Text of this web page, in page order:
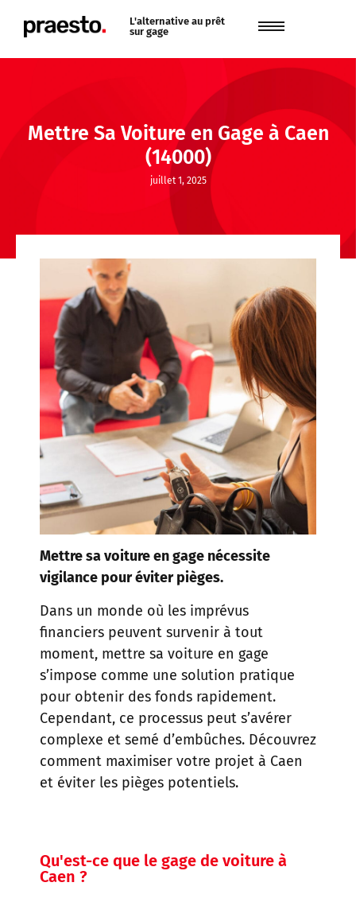
L'alternative au prêt
sur gage
Mettre Sa Voiture en Gage à Caen
(14000)
juillet 1, 2025
Mettre sa voiture en gage nécessite
vigilance pour éviter pièges.
Dans un monde où les imprévus
financiers peuvent survenir à tout
moment, mettre sa voiture en gage
s’impose comme une solution pratique
pour obtenir des fonds rapidement.
Cependant, ce processus peut s’avérer
complexe et semé d’embûches. Découvrez
comment maximiser votre projet à Caen
et éviter les pièges potentiels.
Qu'est-ce que le gage de voiture à
Caen ?